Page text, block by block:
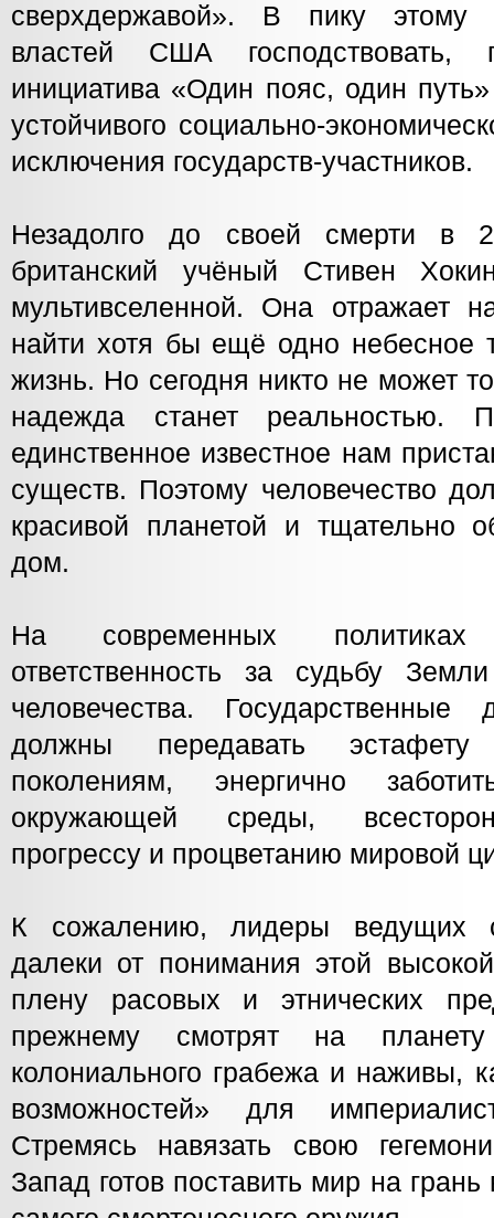
сверхдержавой». В пику этому
властей США господствовать,
инициатива «Один пояс, один
устойчивого социально-
исключения государств-участников.
Незадолго до своей смерти в
британский учёный Стивен
мультивселенной. Она отражает
найти хотя бы ещё одно небесное
жизнь. Но сегодня никто не может
надежда станет
единственное известное нам
существ. Поэтому человечество
красивой планетой и тщательно
дом.
На современных
ответственность за судьбу
человечества.
должны передавать
поколениям, энергично
окружающей среды,
прогрессу и процветанию мировой
К сожалению, лидеры ведущих
далеки от понимания этой
плену расовых и этнических
прежнему смотрят на
колониального грабежа и наживы,
возможностей» для
Стремясь навязать свою
Запад готов поставить мир на